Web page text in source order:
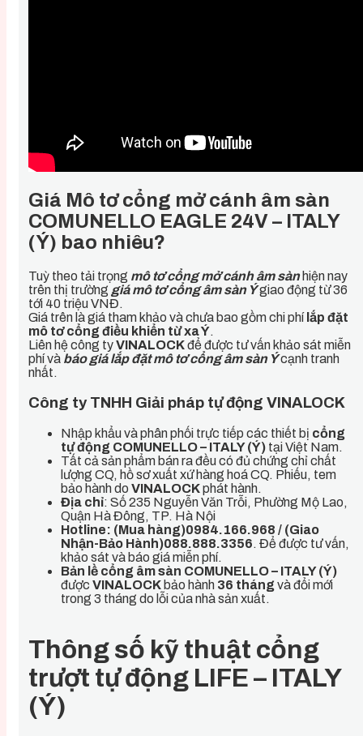
Giá Mô tơ cổng mở cánh âm sàn
COMUNELLO EAGLE 24V – ITALY
(Ý) bao nhiêu?
Tuỳ theo tải trọng mô tơ cổng mở cánh âm sànhiện nay
trên thị trường giá mô tơ cổng âm sàn Ýgiao động từ 36
tới 40 triệu VNĐ.
Giá trên là giá tham khảo và chưa bao gồm chi phí lắp đặt
mô tơ cổng điều khiển từ xa Ý.
Liên hệ công tyVINALOCKđể được tư vấn khảo sát miễn
phí và báo giá lắp đặt mô tơ cổng âm sàn Ýcạnh tranh
nhất.
Công ty TNHH Giải pháp tự động VINALOCK
Nhập khẩu và phân phối trực tiếp các thiết bị cổng
tự động COMUNELLO – ITALY (Ý) tại Việt Nam.
Tất cả sản phẩm bán ra đều có đủ chứng chỉ chất
lượng CQ, hồ sơ xuất xứ hàng hoá CQ. Phiếu, tem
bảo hành do VINALOCKphát hành.
Địa chỉ: Số 235 Nguyễn Văn Trỗi, Phường Mộ Lao,
Quận Hà Đông, TP. Hà Nội
Hotline: (Mua hàng)0984.166.968 / (Giao
Nhận-Bảo Hành)088.888.3356. Để được tư vấn,
khảo sát và báo giá miễn phí.
Bản lề cổng âm sàn COMUNELLO – ITALY (Ý)
được VINALOCK bảo hành 36 tháng và đổi mới
trong 3 tháng do lỗi của nhà sản xuất.
Thông số kỹ thuật cổng
trượt tự động LIFE – ITALY
(Ý)